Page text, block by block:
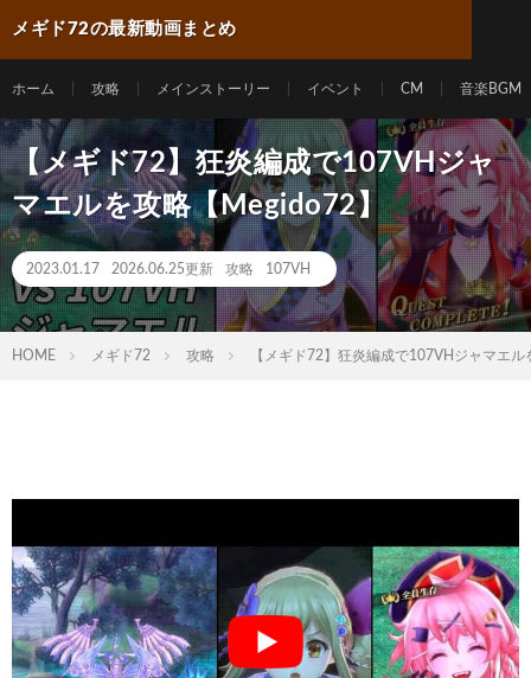
メギド72の最新動画まとめ
ホーム 攻略 メインストーリー イベント CM 音楽BGM
【メギド72】狂炎編成で107VHジャ
マエルを攻略【Megido72】
2023.01.17 2026.06.25更新 攻略 107VH
HOME メギド72 攻略 【メギド72】狂炎編成で107VHジャマエ